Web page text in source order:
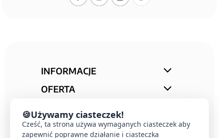
INFORMACJE
OFERTA
KONTAKT
🍪Używamy ciasteczek!
Cześć, ta strona używa wymaganych ciasteczek aby
zapewnić poprawne działanie i ciasteczka